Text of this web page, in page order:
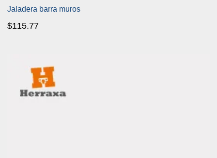
Jaladera barra muros
$115.77